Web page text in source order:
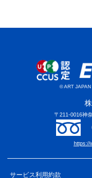
© ART JAPAN
〒211-0016神
https://
サービス利用約款